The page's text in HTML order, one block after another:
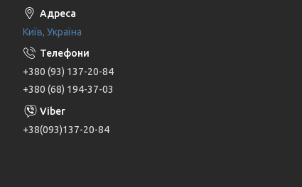
Київ, Україна
+380 (93) 137-20-84
+380 (68) 194-37-03
+38(093)137-20-84